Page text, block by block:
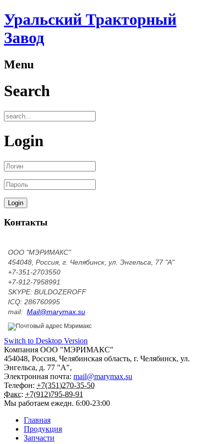
Уральский Тракторный
Завод
Menu
Search
Login
Контакты
ООО "МЭРИМАКС"
454048, Россия, г. Челябинск, ул. Энгельса, 77 "А"
+7-351-2703550
+7-912-7958991
SKYPE: BULDOZEROFF
ICQ: 286760995
mail: Mail@marymax.su
Switch to Desktop Version
Компания ООО "МЭРИМАКС"
454048, Россия, Челябинская область, г. Челябинск, ул.
Энгельса, д. 77 "А",
Электронная почта: mail@marymax.su
Телефон: +7(351)270-35-50
Факс: +7(912)795-89-91
Мы работаем ежедн. 6:00-23:00
Главная
Продукция
Запчасти